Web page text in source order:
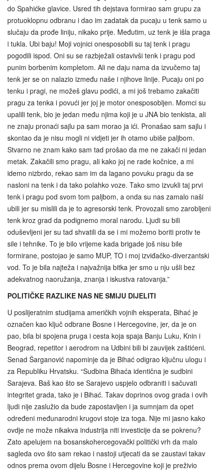
do Spahićke glavice. Usred tih dejstava formirao sam grupu za
protuoklopnu odbranu i dao im zadatak da pucaju u tenk samo u
slučaju da prođe liniju, nikako prije. Međutim, uz tenk je išla praga
i tukla. Ubi baju! Moji vojnici onesposobili su taj tenk i pragu
pogodili ispod. Oni su se razbježali ostavivši tenk i pragu pod
punim borbenim kompletom. Ali ne daju nama da izvučemo taj
tenk jer se on nalazio između naše i njihove linije. Pucaju oni po
tenku i pragi, ne možeš glavu podići, a mi još trebamo zakačiti
pragu za tenka i povući jer joj je motor onesposobljen. Momci su
upalili tenk, bio je jedan među njima koji je u JNA bio tenkista, ali
ne znaju pronaći sajlu pa sam morao ja ići. Pronašao sam sajlu i
skontao da je nisu mogli ni vidjeti jer ih otamo ubiše paljbom.
Stvarno ne znam kako sam tad prošao da me ne zakači ni jedan
metak. Zakačili smo pragu, ali kako joj ne rade kočnice, a mi
idemo nizbrdo, rekao sam im da lagano povuku pragu da se
nasloni na tenk i da tako polahko voze. Tako smo izvukli taj prvi
tenk i pragu pod svom tom paljbom, a onda su nas zamalo naši
ubili jer su mislili da je to agresorski tenk. Provozali smo zarobljeni
tenk kroz grad da podignemo moral narodu. Ljudi su bili
oduševljeni jer su tad shvatili da se i mi možemo boriti protiv te
sile i tehnike. To je bilo vrijeme kada brigade još nisu bile
formirane, postojao je samo MUP, TO i moj izviđačko-diverzantski
vod. To je bila najteža i najvažnija bitka jer smo u nju ušli bez
adekvatnog naoružanja, znanja i iskustva ratovanja.”
POLITIČKE RAZLIKE NAS NE SMIJU DIJELITI
U poslijeratnim studijama američkih vojnih eksperata, Bihać je
označen kao ključ odbrane Bosne i Hercegovine, jer, da je on
pao, bila bi spojena pruga i cesta koja spaja Banju Luku, Knin i
Beograd, repetitor i aerodrom na Udbini bili bi zauvijek zaštićeni.
Senad Šarganović napominje da je Bihać odigrao ključnu ulogu i
za Republiku Hrvatsku. “Sudbina Bihaća identična je sudbini
Sarajeva. Baš kao što se Sarajevo uspjelo odbraniti i sačuvati
integritet grada, tako je i Bihać. Takav doprinos ovog grada i ovih
ljudi nije zaslužio da bude zapostavljen i ja sumnjam da opet
određeni međunarodni krugovi stoje iza toga. Nije mi jasno kako
ovdje ne može nikakva industrija niti investicije da se pokrenu?
Zato apelujem na bosanskohercegovački politički vrh da malo
sagleda ovo što sam rekao i nastoji utjecati da se zaustavi takav
odnos prema ovom dijelu Bosne i Hercegovine koji je preživio